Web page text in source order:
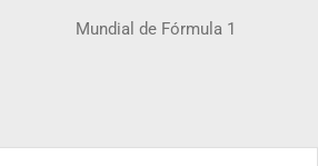
Mundial de Fórmula 1